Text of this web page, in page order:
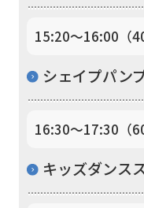
15:20〜16:00（40
シェイプパン
16:30〜17:30（60
キッズダンス